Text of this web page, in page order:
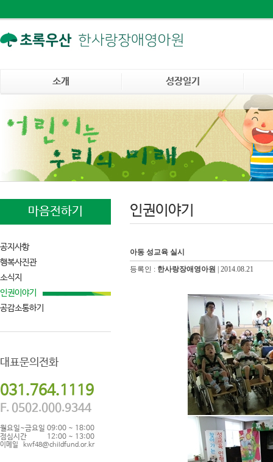
소개 성장일기
마음전하기
공지사항
행복사진관
소식지
인권이야기
공감소통하기
대표문의전화
031.764.1119
F. 0502.000.9344
월요일~금요일
점심시간
09:00 ~ 18:00
12:00 ~ 13:00
이메일 kwf48@childfund.or.kr
인권이야기
아동 성교육 실시
등록인 : 한사랑장애영아원 2014.08.21